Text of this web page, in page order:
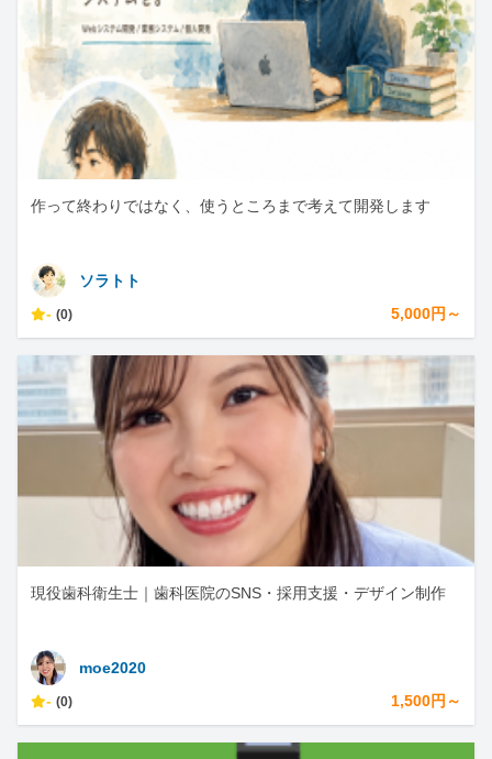
作って終わりではなく、使うところまで考えて開発します
ソラトト
- (0) 5,000円～
現役歯科衛生士｜歯科医院のSNS・採用支援・デザイン制作
moe2020
- (0) 1,500円～